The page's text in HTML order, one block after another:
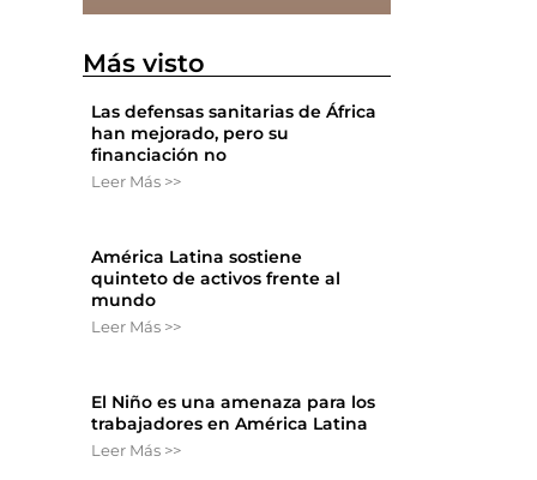
Más visto
Las defensas sanitarias de África
han mejorado, pero su
financiación no
Leer Más >>
América Latina sostiene
quinteto de activos frente al
mundo
Leer Más >>
El Niño es una amenaza para los
trabajadores en América Latina
Leer Más >>